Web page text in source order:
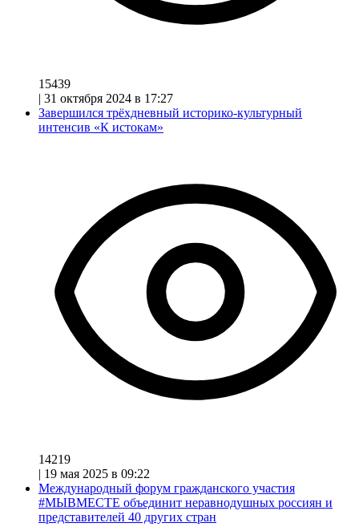
15439
| 31 октября 2024 в 17:27
Завершился трёхдневный историко-культурный
интенсив «К истокам»
14219
| 19 мая 2025 в 09:22
Международный форум гражданского участия
#МЫВМЕСТЕ объединит неравнодушных россиян и
представителей 40 других стран